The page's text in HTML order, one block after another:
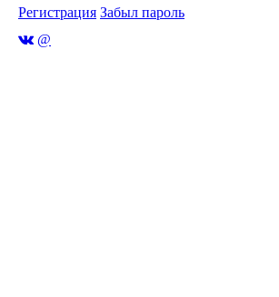
Регистрация Забыл пароль
@